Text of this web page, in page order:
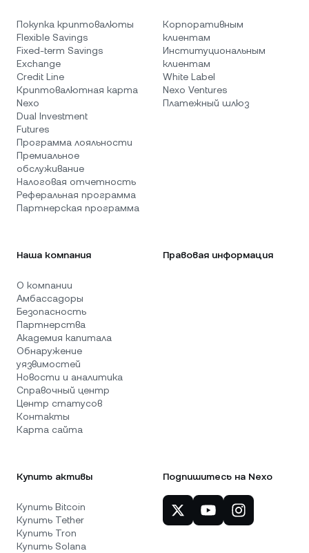
Покупка криптовалюты
Flexible Savings
Fixed-term Savings
Exchange
Credit Line
Криптовалютная карта
Nexo
Dual Investment
Futures
Программа лояльности
Премиальное
обслуживание
Налоговая отчетность
Реферальная программа
Партнерская программа
Корпоративным
клиентам
Институциональным
клиентам
White Label
Nexo Ventures
Платежный шлюз
Наша компания
О компании
Амбассадоры
Безопасность
Партнерства
Академия капитала
Обнаружение
уязвимостей
Новости и аналитика
Справочный центр
Центр статусов
Контакты
Карта сайта
Правовая информация
Купить активы
Купить Bitcoin
Купить Tether
Купить Tron
Купить Solana
Подпишитесь на Nexo